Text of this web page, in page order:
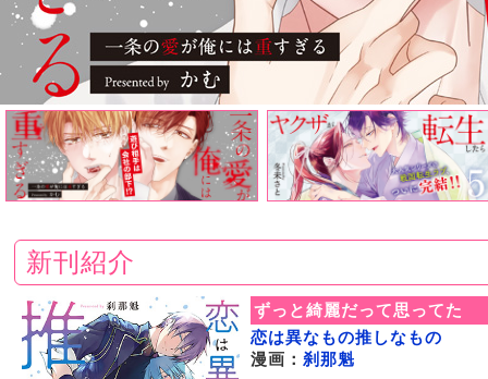
新刊紹介
ずっと綺麗だって思ってた
恋は異なもの推しなもの
漫画： 刹那魁